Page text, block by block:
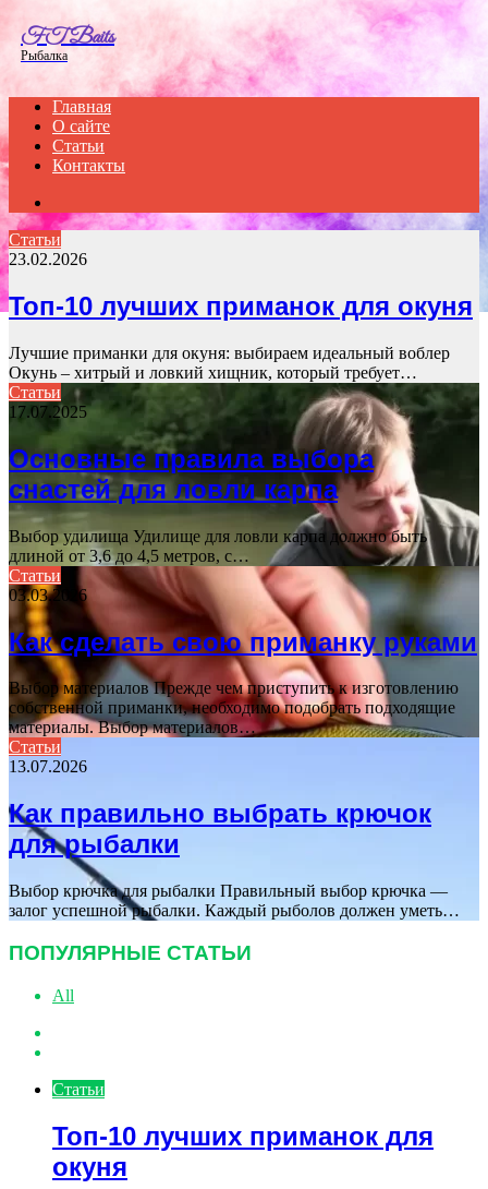
FT Baits
Рыбалка
Главная
О сайте
Статьи
Контакты
for
Статьи
23.02.2026
Топ-10 лучших приманок для окуня
Лучшие приманки для окуня: выбираем идеальный воблер
Окунь – хитрый и ловкий хищник, который требует…
Статьи
17.07.2025
Основные правила выбора
снастей для ловли карпа
Выбор удилища Удилище для ловли карпа должно быть
длиной от 3,6 до 4,5 метров, с…
Статьи
03.03.2026
Как сделать свою приманку руками
Выбор материалов Прежде чем приступить к изготовлению
собственной приманки, необходимо подобрать подходящие
материалы. Выбор материалов…
Статьи
13.07.2026
Как правильно выбрать крючок
для рыбалки
Выбор крючка для рыбалки Правильный выбор крючка —
залог успешной рыбалки. Каждый рыболов должен уметь…
ПОПУЛЯРНЫЕ СТАТЬИ
All
Статьи
Топ-10 лучших приманок для
окуня